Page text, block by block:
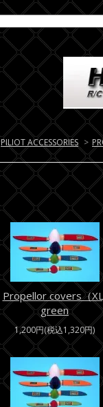
PILIOT ACCESSORIES >
Propellor covers（
green
1,200円(税込1,320円)